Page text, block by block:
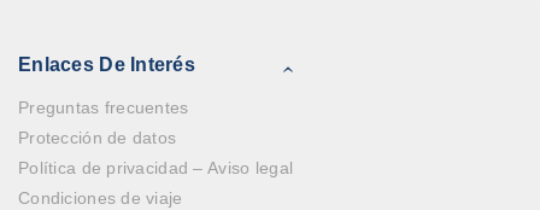
Enlaces De Interés
Preguntas frecuentes
Protección de datos
Política de privacidad – Aviso legal
Condiciones de viaje